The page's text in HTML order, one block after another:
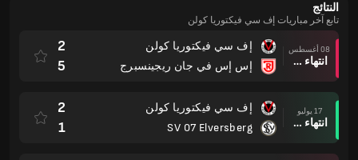
النتائج
تابع آخر مباريات إف سي فيكتوريا كولن
08 أغسطس
انتهاء وقت المباراة
إف سي فيكتوريا كولن
إس إس في جان ريجينسبرج
2
5
17 يوليو
انتهاء وقت المباراة
إف سي فيكتوريا كولن
SV 07 Elversberg
2
1